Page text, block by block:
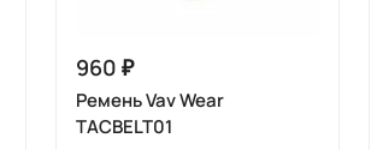
960 ₽
Ремень Vav Wear
TACBELT01